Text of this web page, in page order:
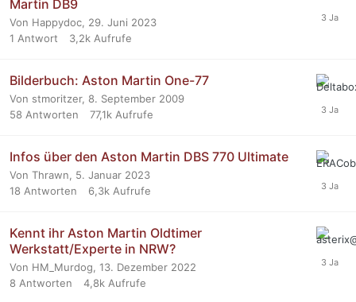
Martin DB9
Von Happydoc, 29. Juni 2023
1 Antwort 3,2k Aufrufe
Bilderbuch: Aston Martin One-77
Von stmoritzer, 8. September 2009
58 Antworten 77,1k Aufrufe
Infos über den Aston Martin DBS 770 Ultimate
Von Thrawn, 5. Januar 2023
18 Antworten 6,3k Aufrufe
Kennt ihr Aston Martin Oldtimer
Werkstatt/Experte in NRW?
Von HM_Murdog, 13. Dezember 2022
8 Antworten 4,8k Aufrufe